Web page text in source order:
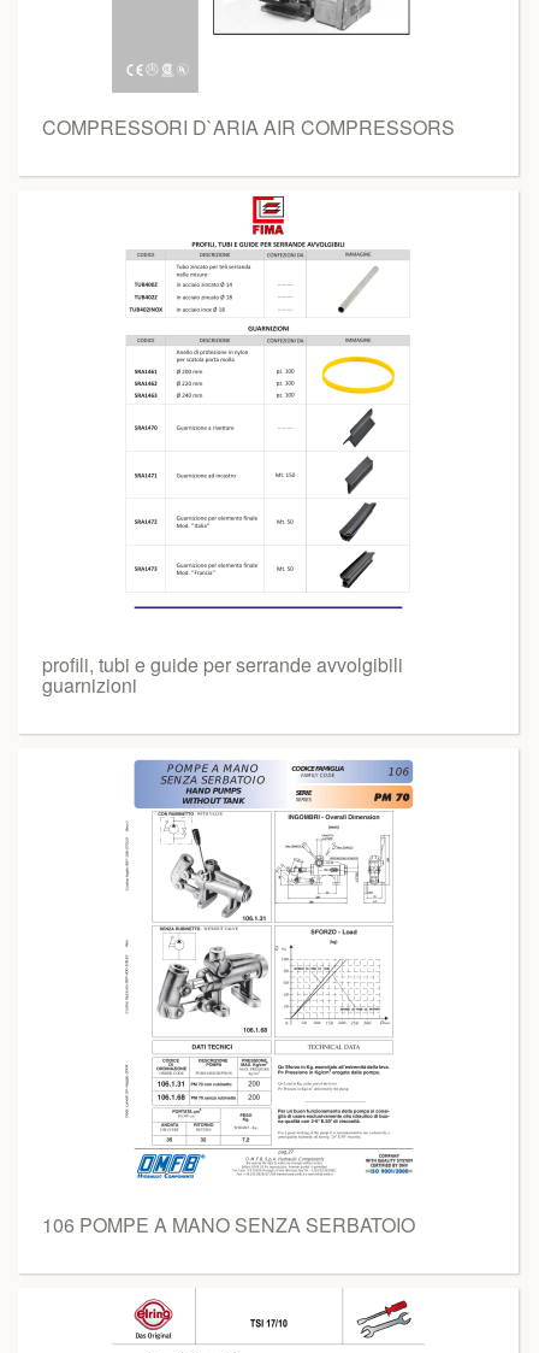
COMPRESSORI D`ARIA AIR COMPRESSORS
profili, tubi e guide per serrande avvolgibili
guarnizioni
106 POMPE A MANO SENZA SERBATOIO